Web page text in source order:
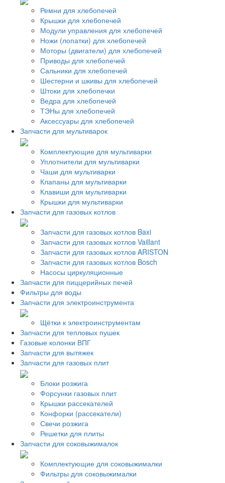
Ремни для хлебопечей
Крышки для хлебопечей
Модули управления для хлебопечей
Ножи (лопатки) для хлебопечей
Моторы (двигатели) для хлебопечей
Приводы для хлебопечей
Сальники для хлебопечей
Шестерни и шкивы для хлебопечей
Штоки для хлебопечки
Ведра для хлебопечей
ТЭНы для хлебопечей
Аксессуары для хлебопечей
Запчасти для мультиварок
Комплектующие для мультиварки
Уплотнители для мультиварки
Чаши для мультиварки
Клапаны для мультиварки
Клавиши для мультиварки
Крышки для мультиварки
Запчасти для газовых котлов
Запчасти для газовых котлов Baxi
Запчасти для газовых котлов Vaillant
Запчасти для газовых котлов ARISTON
Запчасти для газовых котлов Bosch
Насосы циркуляционные
Запчасти для пиццерийных печей
Фильтры для воды
Запчасти для электроинструмента
Щётки к электроинструментам
Запчасти для тепловых пушек
Газовые колонки ВПГ
Запчасти для вытяжек
Запчасти для газовых плит
Блоки розжига
Форсунки газовых плит
Крышки рассекателей
Конфорки (рассекатели)
Свечи розжига
Решетки для плиты
Запчасти для соковыжималок
Комплектующие для соковыжималки
Фильтры для соковыжималки